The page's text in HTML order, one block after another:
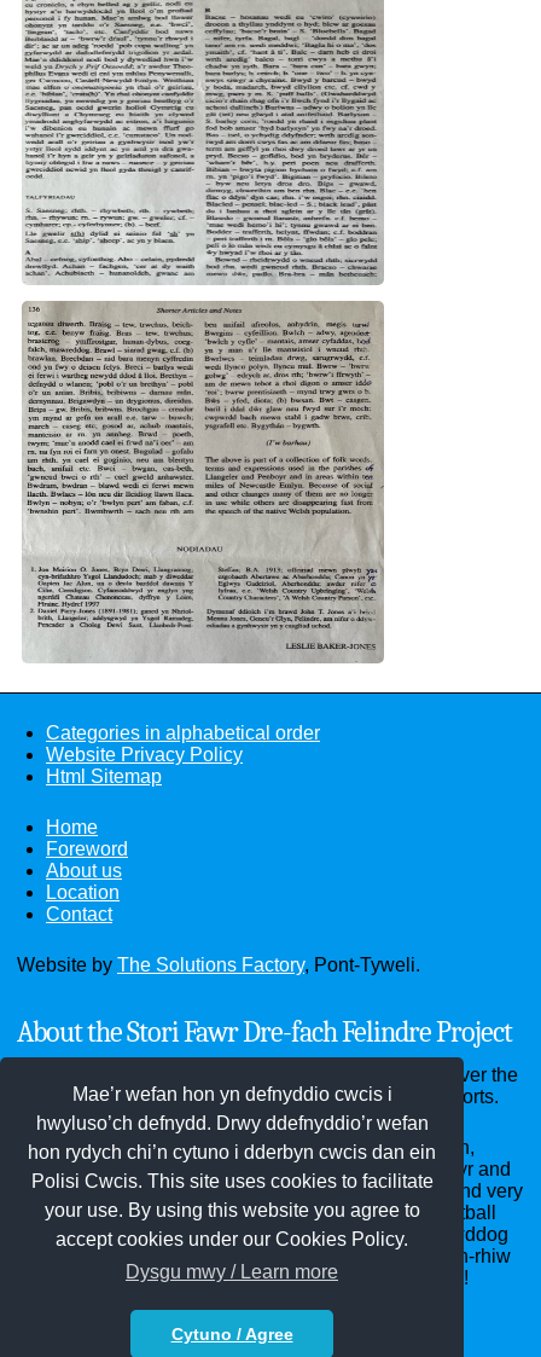
Mae’r wefan hon yn defnyddio cwcis i
hwyluso’ch defnydd. Drwy ddefnyddio’r wefan
hon rydych chi’n cytuno i dderbyn cwcis dan ein
Polisi Cwcis. This site uses cookies to facilitate
your use. By using this website you agree to
accept cookies under our Cookies Policy.
Dysgu mwy / Learn more
Cytuno / Agree
Categories in alphabetical order
Website Privacy Policy
Html Sitemap
Home
Foreword
About us
Location
Contact
Website by The Solutions Factory, Pont-Tyweli.
About the Stori Fawr Dre-fach Felindre Project
Through the website you can see old photographs over the
past hundred years and read old documents and reports.
Dre-fach Felindre district - the villages of Cwmhiraeth,
Cwm-pen-graig, Dre-fach, Drefelin, Felindre, Penboyr and
Waungilwen - home of the National Wool Museum and very
many woollen mills years ago, Bargod Rangers Football
Club, the Red Dragon Hall, Penboyr School, St Llawddog
and St Barnabas churches, Bethel, Clos-y-graig, Pen-rhiw
and Soar chapels and innumerable annual carnivals!